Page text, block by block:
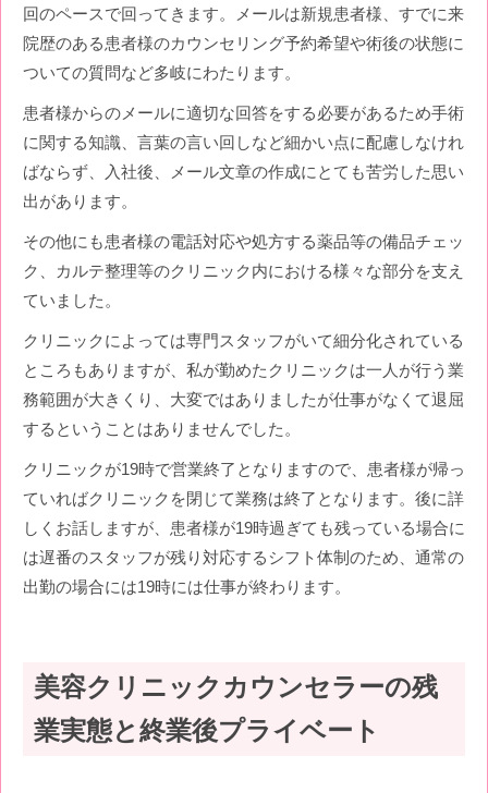
回のペースで回ってきます。メールは新規患者様、すでに来
院歴のある患者様のカウンセリング予約希望や術後の状態に
ついての質問など多岐にわたります。
患者様からのメールに適切な回答をする必要があるため手術
に関する知識、言葉の言い回しなど細かい点に配慮しなけれ
ばならず、入社後、メール文章の作成にとても苦労した思い
出があります。
その他にも患者様の電話対応や処方する薬品等の備品チェッ
ク、カルテ整理等のクリニック内における様々な部分を支え
ていました。
クリニックによっては専門スタッフがいて細分化されている
ところもありますが、私が勤めたクリニックは一人が行う業
務範囲が大きくり、大変ではありましたが仕事がなくて退屈
するということはありませんでした。
クリニックが19時で営業終了となりますので、患者様が帰っ
ていればクリニックを閉じて業務は終了となります。後に詳
しくお話しますが、患者様が19時過ぎても残っている場合に
は遅番のスタッフが残り対応するシフト体制のため、通常の
出勤の場合には19時には仕事が終わります。
美容クリニックカウンセラーの残
業実態と終業後プライベート